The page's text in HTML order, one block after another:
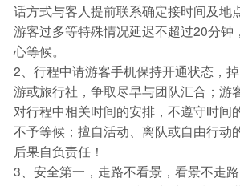
话方式与客人提前联系确定接时间及地
游客过多等特殊情况延迟不超过20分钟
心等候。
2、行程中请游客手机保持开通状态，
游或旅行社，争取尽早与团队汇合；游
对行程中相关时间的安排，不遵守时间
不予等候；擅自活动、离队或自由行动
后果自负责任！
3、安全第一，走路不看景，看景不走